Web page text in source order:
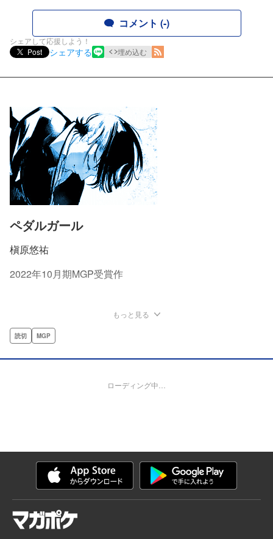
コメント (-)
シェアして応援しよう！
Post
シェアする 埋め込む
ペダルガール
槇原悠祐
2022年10月期MGP受賞作
もっと見る
読切 MGP
ローディング中…